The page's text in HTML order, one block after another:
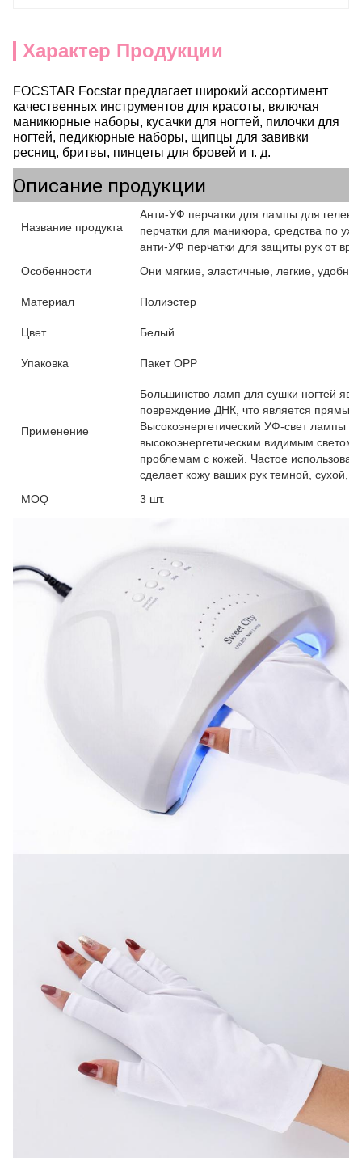
Характер Продукции
FOCSTAR Focstar предлагает широкий ассортимент
качественных инструментов для красоты, включая
маникюрные наборы, кусачки для ногтей, пилочки для
ногтей, педикюрные наборы, щипцы для завивки
ресниц, бритвы, пинцеты для бровей и т. д.
Описание продукции
Название продукта
Анти-УФ перчатки для лампы для
перчатки для маникюра, средства по
анти-УФ перчатки для защиты рук от
Особенности
Они мягкие, эластичные, легкие,
Материал Полиэстер
Цвет Белый
Упаковка Пакет OPP
Применение
Большинство ламп для сушки ногтей
повреждение ДНК, что является прямым
Высокоэнергетический УФ-свет лампы
высокоэнергетическим видимым светом.
проблемам с кожей. Частое
сделает кожу ваших рук темной, сухой,
MOQ
3 шт.